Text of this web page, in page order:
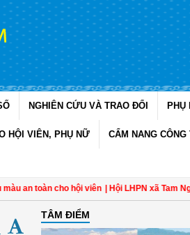
NGHIÊN CỨU VÀ TRAO ĐỔI PHỤ
HỘI VIÊN, PHỤ NỮ CẨM NANG CÔNG
cho hội viên | Hội LHPN xã Tam Ngãi, Vĩnh
TÂM ĐIỂM